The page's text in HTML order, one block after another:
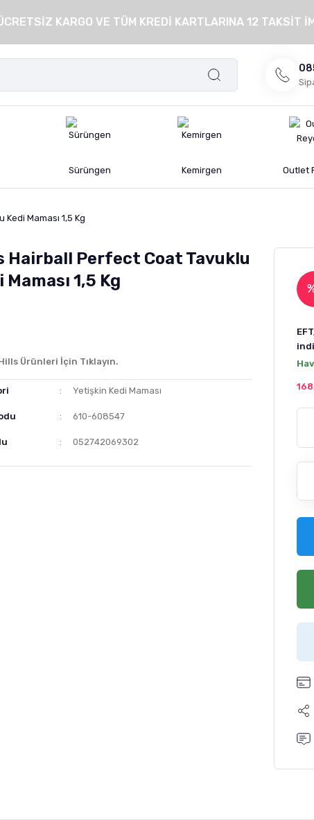
KARGO VE TÜM KREDİ KARTLARINA 12 TAKSİT
Sürüngen Kemirgen Outlet
Maması 1,5 Kg
Hairball Perfect Coat Tavuklu
Maması 1,5 Kg
Ürünleri İçin Tıklayın.
Yetişkin Kedi Maması
610-608547
052742069302